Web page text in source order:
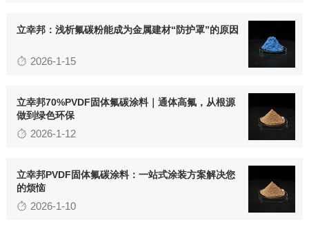
立幸邦：浅析氟碳粉能成为金属建材“防护罩”的原因
2026-1-15
立幸邦70%PVDF固体氟碳涂料｜通体高氟，从根源
做到绿色环保
2026-1-12
立幸邦PVDF固体氟碳涂料：一站式涂装方案解决您
的烦恼
2026-1-10